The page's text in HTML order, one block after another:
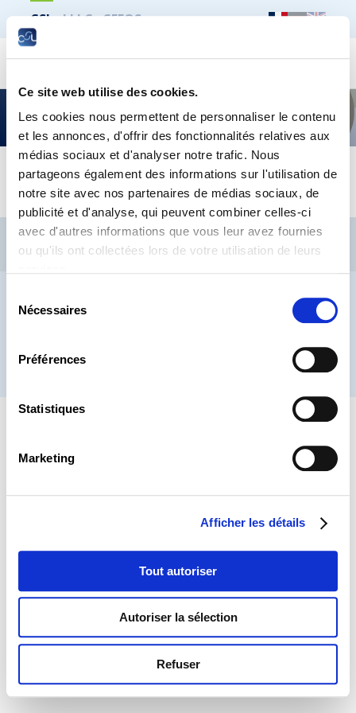
Ce site web utilise des cookies.
Les cookies nous permettent de personnaliser le contenu
et les annonces, d'offrir des fonctionnalités relatives aux
médias sociaux et d'analyser notre trafic. Nous
partageons également des informations sur l'utilisation de
notre site avec nos partenaires de médias sociaux, de
publicité et d'analyse, qui peuvent combiner celles-ci
avec d'autres informations que vous leur avez fournies
ou qu'ils ont collectées lors de votre utilisation de leurs
Nécessaires
Préférences
Statistiques
Marketing
Afficher les détails
Tout autoriser
Autoriser la sélection
Refuser
CSL LLLC CEFOS
nouveautés
Découvrez les nouveautés du LLLC 2021/22
CSL LLLC
CEFOS
Contact
Jobs Inscription Newsletters
® CHAMBRE DES SALARIÉS 2026